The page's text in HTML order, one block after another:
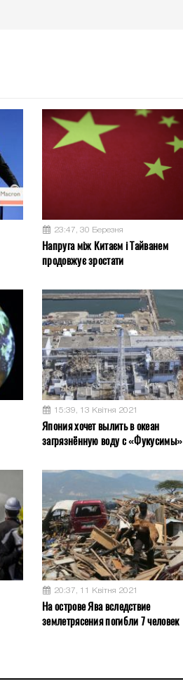
23:47, 30 Березня
Напруга між Китаєм і Тайванем
продовжує зростати
15:39, 13 Квітня 2021
Япония хочет вылить в океан
загрязнённую воду с «Фукусимы»
20:37, 11 Квітня 2021
На острове Ява вследствие
землетрясения погибли 7 человек